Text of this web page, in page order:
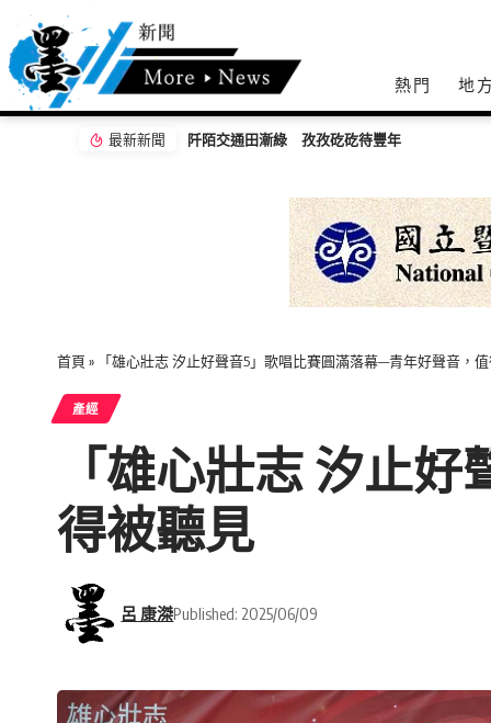
熱門 地
最新新聞 將大麻用在醫療用途、化妝產品，是合法的嗎？
首頁 » 「雄心壯志 汐止好聲音5」歌唱比賽圓滿落幕—青年好聲音，
產經
「雄心壯志 汐止
得被聽見
呂 康滐Published: 2025/06/09